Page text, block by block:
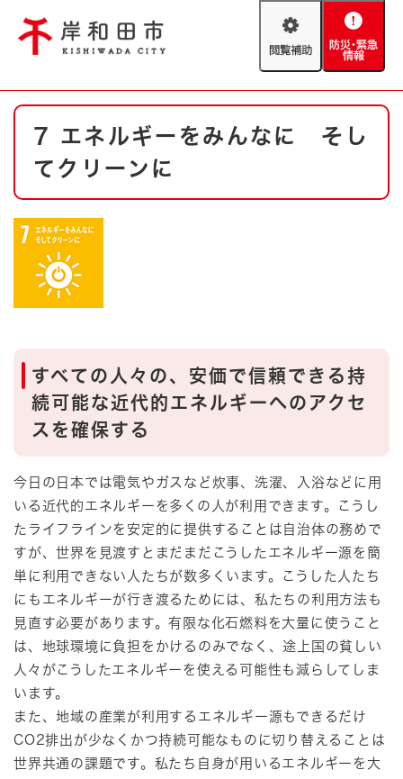
閲
助
防
緊
情
やさしい日本語
背景色変更
防災・緊急情報 救急・消防
ハザードマップ
本
7 エネルギーをみんなに そし
てクリーンに
すべての人々の、安価で信頼できる持
続可能な近代的エネルギーへのアクセ
スを確保する
今日の日本では電気やガスなど炊事、洗濯、入浴などに用
いる近代的エネルギーを多くの人が利用できます。こうし
たライフラインを安定的に提供することは自治体の務めで
すが、世界を見渡すとまだまだこうしたエネルギー源を簡
単に利用できない人たちが数多くいます。こうした人たち
にもエネルギーが行き渡るためには、私たちの利用方法も
見直す必要があります。有限な化石燃料を大量に使うこと
は、地球環境に負担をかけるのみでなく、途上国の貧しい
人々がこうしたエネルギーを使える可能性も減らしてしま
います。
また、地域の産業が利用するエネルギー源もできるだけ
CO2排出が少なくかつ持続可能なものに切り替えることは
世界共通の課題です。私たち自身が用いるエネルギーを大